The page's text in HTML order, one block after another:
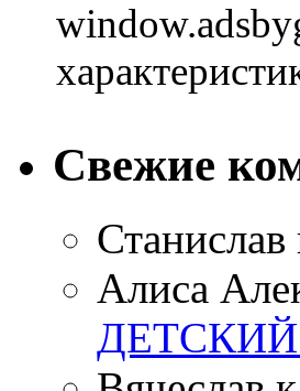
Свежие
Станислав
Алиса